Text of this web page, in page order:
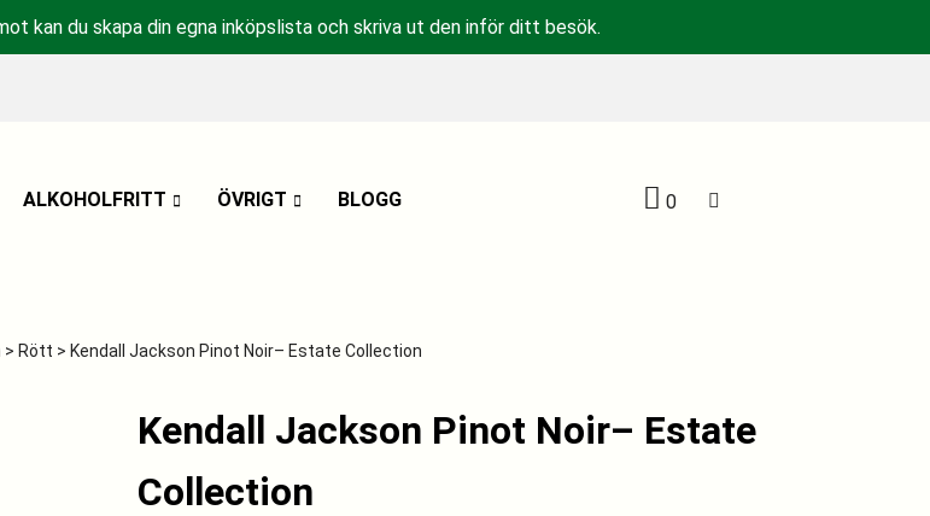
kan du skapa din egna inköpslista och skriva ut den inför ditt besök.
ALKOHOLFRITT ÖVRIGT BLOGG 0
> Rött > Kendall Jackson Pinot Noir– Estate Collection
Kendall Jackson Pinot Noir– Estate
Collection